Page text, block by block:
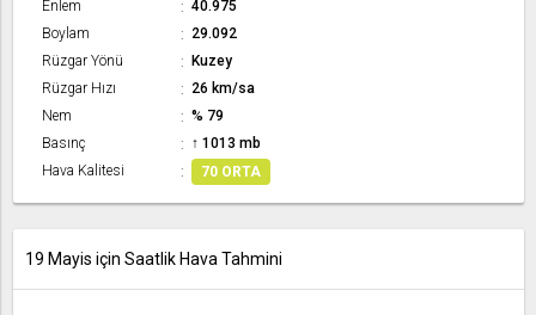
Enlem
40.975
Boylam
29.092
Rüzgar Yönü
Kuzey
Rüzgar Hızı
26 km/sa
Nem
% 79
Basınç
↑ 1013 mb
Hava Kalitesi
70 ORTA
19 Mayis için Saatlik Hava Tahmini